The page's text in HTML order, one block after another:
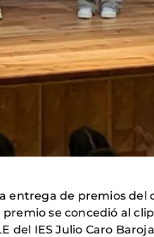
entrega de premios
se concedió al
del IES Julio Caro